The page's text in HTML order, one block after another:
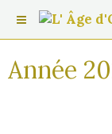
Année